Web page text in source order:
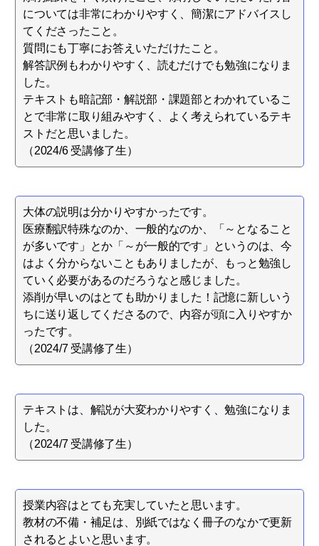
については非常にわかりやすく、簡潔にアドバイスし
てくださったこと。
質問にも丁寧にお答えいただけたこと。
解答訳例もわかりやすく、読むだけでも勉強になりま
した。
テキストも暗記部・解説部・課題部とわかれているこ
とで非常に取り組みやすく、よく考えられているテキ
ストだと思いました。
（2024/6 受講修了生）
大体の説明は分かりやすかったです。
医療翻訳特殊なのか、一般的なのか、「～となること
が多いです」とか「～が一般的です」というのは、今
はよく分からないこともありましたが、もっと勉強し
ていく必要があるのだろうなと感じました。
添削が早いのはとても助かりました！記憶に新しいう
ちに送り返してくださるので、内容が頭に入りやすか
ったです。
（2024/7 受講修了生）
テキストは、解説が大変わかりやすく、勉強になりま
した。
（2024/7 受講修了生）
授業内容はとても充実していたと思います。
教材の不備・補足は、別紙ではなく冊子のなかで更新
されるとよいと思います。